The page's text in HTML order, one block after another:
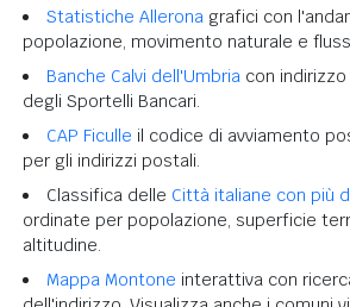
Statistiche Allerona grafici con
popolazione, movimento naturale e
Banche Calvi dell'Umbria con indirizzo
degli Sportelli Bancari.
CAP Ficulle il codice di avviamento
per gli indirizzi postali.
Classifica delle Città italiane con più
ordinate per popolazione, superficie
altitudine.
Mappa Montone interattiva con